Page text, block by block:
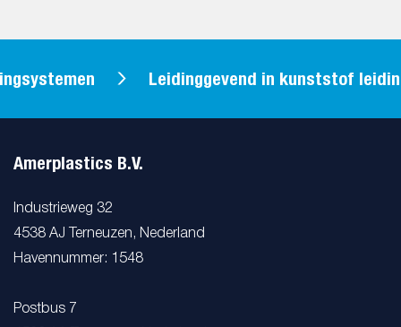
Leidinggevend in kunststof
Amerplastics B.V.
Industrieweg 32
4538 AJ Terneuzen, Nederland
Havennummer: 1548
Postbus 7